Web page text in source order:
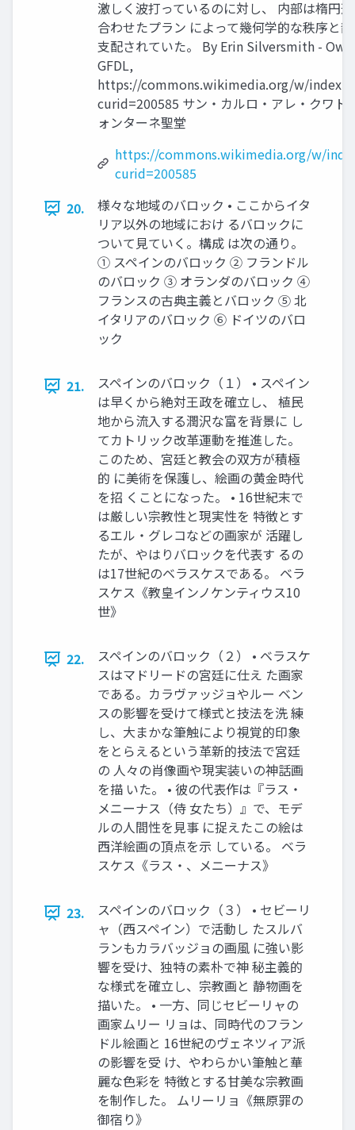
激しく波打っているのに対し、 内部は楕円
合わせたプラン によって幾何学的な秩序と
支配されていた。 By Erin Silversmith -
GFDL,
https://commons.wikimedia.org/w/
curid=200585 サン・カルロ・アレ・クワト
ォンターネ聖堂
https://commons.wikimedia.org/w/
curid=200585
20.
様々な地域のバロック • ここからイタ
リア以外の地域におけ るバロックに
ついて見ていく。構成 は次の通り。
① スペインのバロック ② フランドル
のバロック ③ オランダのバロック ④
フランスの古典主義とバロック ⑤ 北
イタリアのバロック ⑥ ドイツのバロ
ック
21.
スペインのバロック（１） • スペイン
は早くから絶対王政を確立し、 植民
地から流入する潤沢な富を背景に し
てカトリック改革運動を推進した。
このため、宮廷と教会の双方が積極
的 に美術を保護し、絵画の黄金時代
を招 くことになった。 • 16世紀末で
は厳しい宗教性と現実性を 特徴とす
るエル・グレコなどの画家が 活躍し
たが、やはりバロックを代表す るの
は17世紀のベラスケスである。 ベラ
スケス《教皇インノケンティウス10
世》
22.
スペインのバロック（２） • ベラスケ
スはマドリードの宮廷に仕え た画家
である。カラヴァッジョやルー ベン
スの影響を受けて様式と技法を洗 練
し、大まかな筆触により視覚的印象
をとらえるという革新的技法で宮廷
の 人々の肖像画や現実装いの神話画
を描 いた。 • 彼の代表作は『ラス・
メニーナス（侍 女たち）』で、モデ
ルの人間性を見事 に捉えたこの絵は
西洋絵画の頂点を示 している。 ベラ
スケス《ラス・、メニーナス》
23.
スペインのバロック（３） • セビーリ
ャ（西スペイン）で活動し たスルバ
ランもカラバッジョの画風 に強い影
響を受け、独特の素朴で神 秘主義的
な様式を確立し、宗教画と 静物画を
描いた。 • 一方、同じセビーリャの
画家ムリー リョは、同時代のフラン
ドル絵画と 16世紀のヴェネツィア派
の影響を受 け、やわらかい筆触と華
麗な色彩を 特徴とする甘美な宗教画
を制作した。 ムリーリョ《無原罪の
御宿り》